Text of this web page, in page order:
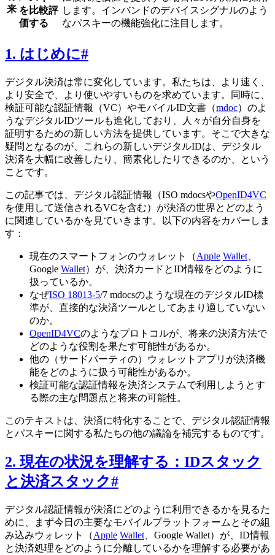
来 を比較評
価する
します。インバンドのデバイスシグナルのよう
なパスキーの機能強化に注目します。
1. はじめに#
デジタル決済は常に変化しています。私たちは、より速く、
より安全で、より使いやすいものを求めています。同時に、
検証可能な認証情報（VC）やモバイルID文書（mdoc）のよ
うなデジタルIDツールも進化しており、人々が自分自身を
証明するための新しい方法を提供しています。そこで大きな
疑問となるのが、これらの新しいデジタルIDは、デジタル
決済を大幅に改善したり、簡素化したりできるのか、という
ことです。
この記事では、デジタル認証情報（ISO mdocsやOpenID4VC
を使用して送信されるVCを含む）が決済の世界とどのよう
に関連しているかを見ていきます。以下の内容をカバーしま
す：
現在のスマートフォンのウォレット（Apple Wallet
Google Wallet）が、決済カードとID情報をどのように
扱っているか。
なぜISO 18013-5/7 mdocsのような現在のデジタルID標
準が、直接的な決済ツールとしてあまり適していない
のか。
OpenID4VCのようなプロトコルが、将来の決済方法で
どのような役割を果たす可能性があるか。
他の（サードパーティの）ウォレットアプリが決済機
能をどのように扱う可能性があるか。
検証可能な認証情報を決済システムで利用しようとす
る際の主な問題点と将来の可能性。
このテキストは、決済に特化することで、デジタル認証情報
とパスキーに関する私たちの他の議論を補完するものです。
2. 現在の状況を理解する：IDスタック
と決済スタック#
デジタル認証情報が決済にどのように利用できるかを見るた
めに、まず今日の主要なモバイルプラットフォームとその組
み込みウォレット（Apple Wallet 、Google Wallet）が、ID情報
と決済処理をどのように分離しているかを理解する必要があ